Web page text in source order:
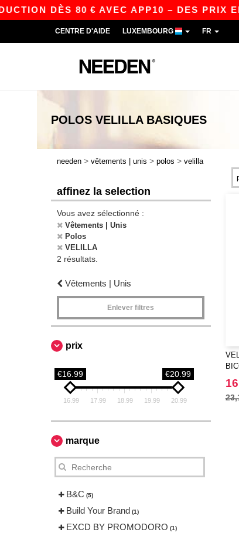
DÈS 80 € AVEC APP10 – DES PRIX
CENTRE D'AIDE LUXEMBOURG FR
POLOS VELILLA BASIQUES
needen > vêtements | unis > polos > velilla
affinez la selection
Vous avez sélectionné :
Vêtements | Unis
Polos
VELILLA
2 résultats.
Vêtements | Unis
Enlever filtres
prix
€16.99 €20.99
16.99 17.99 18.99 19.99 20.99
marque
B&C (5)
Build Your Brand (1)
EXCD BY PROMODORO (1)